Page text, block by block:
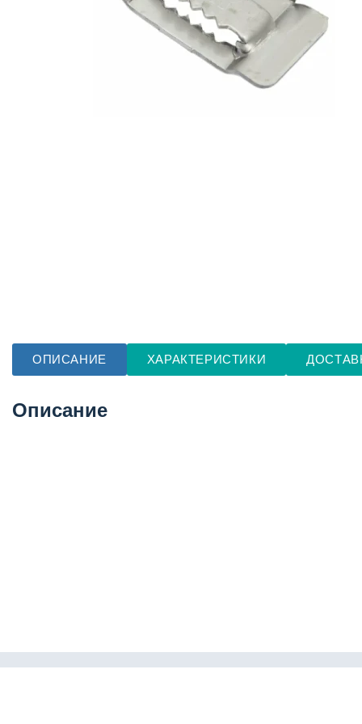
ОПИСАНИЕ ХАРАКТЕРИСТИКИ
Описание